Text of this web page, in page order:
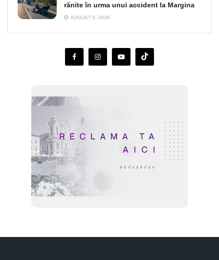
rănite în urma unui accident la Margina
AUGUST 6, 2026